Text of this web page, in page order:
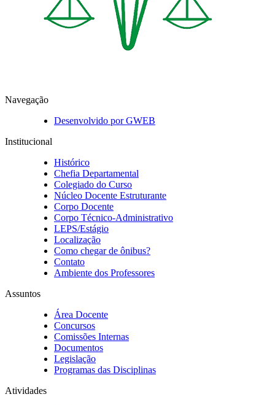
Navegação
Desenvolvido por GWEB
Institucional
Histórico
Chefia Departamental
Colegiado do Curso
Núcleo Docente Estruturante
Corpo Docente
Corpo Técnico-Administrativo
LEPS/Estágio
Localização
Como chegar de ônibus?
Contato
Ambiente dos Professores
Assuntos
Área Docente
Concursos
Comissões Internas
Documentos
Legislação
Programas das Disciplinas
Atividades